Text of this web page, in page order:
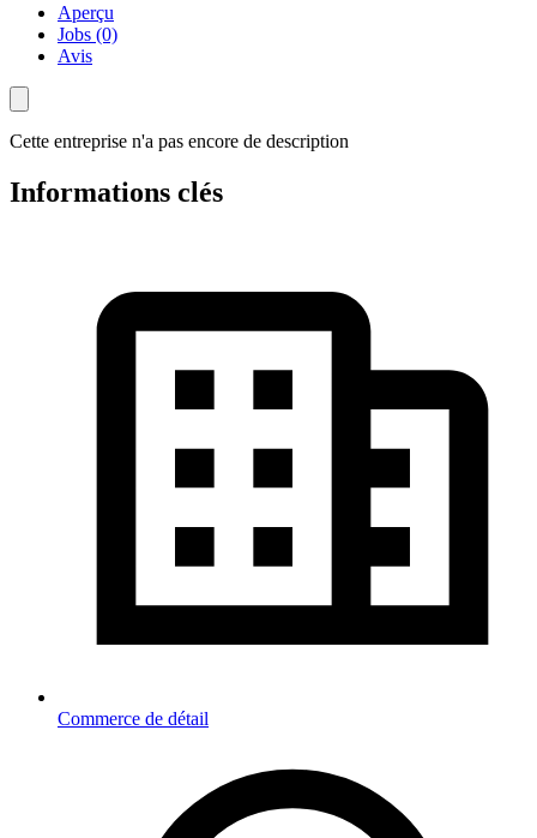
Aperçu
Jobs (0)
Avis
Cette entreprise n'a pas encore de description
Informations clés
Commerce de détail